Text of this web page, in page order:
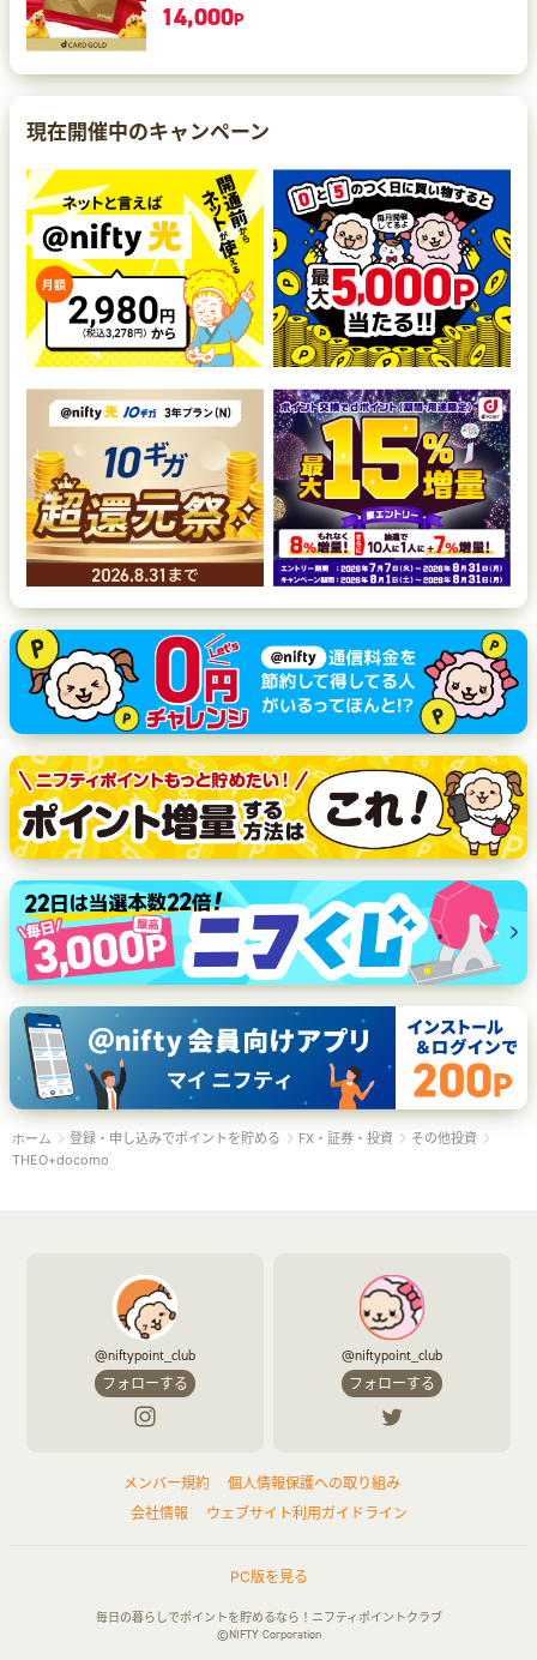
14,000P
現在開催中のキャンペーン
ホーム 登録・申し込みでポイントを貯める FX・証券・投資
その他投資
THEO+docomo
@niftypoint_club
フォローする
@niftypoint_club
フォローする
メンバー規約
個人情報保護への取り組み
会社情報
ウェブサイト利用ガイドライン
PC版を見る
毎日の暮らしでポイントを貯めるなら！ニフティポイントクラブ
©NIFTY Corporation